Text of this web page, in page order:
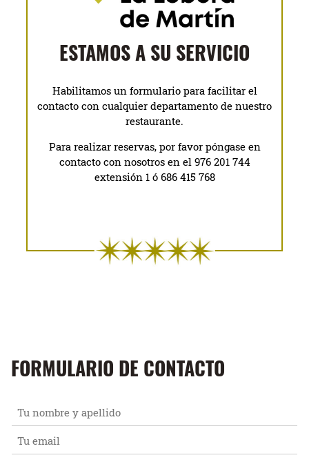
ESTAMOS A SU SERVICIO
Habilitamos un formulario para facilitar el
contacto con cualquier departamento de nuestro
restaurante.
Para realizar reservas, por favor póngase en
contacto con nosotros en el 976 201 744
extensión 1 ó 686 415 768
FORMULARIO DE CONTACTO